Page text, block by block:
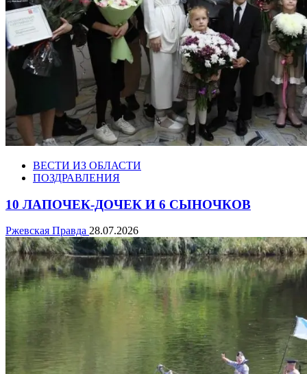
ВЕСТИ ИЗ ОБЛАСТИ
ПОЗДРАВЛЕНИЯ
10 ЛАПОЧЕК-ДОЧЕК И 6 СЫНОЧКОВ
Ржевская Правда 28.07.2026